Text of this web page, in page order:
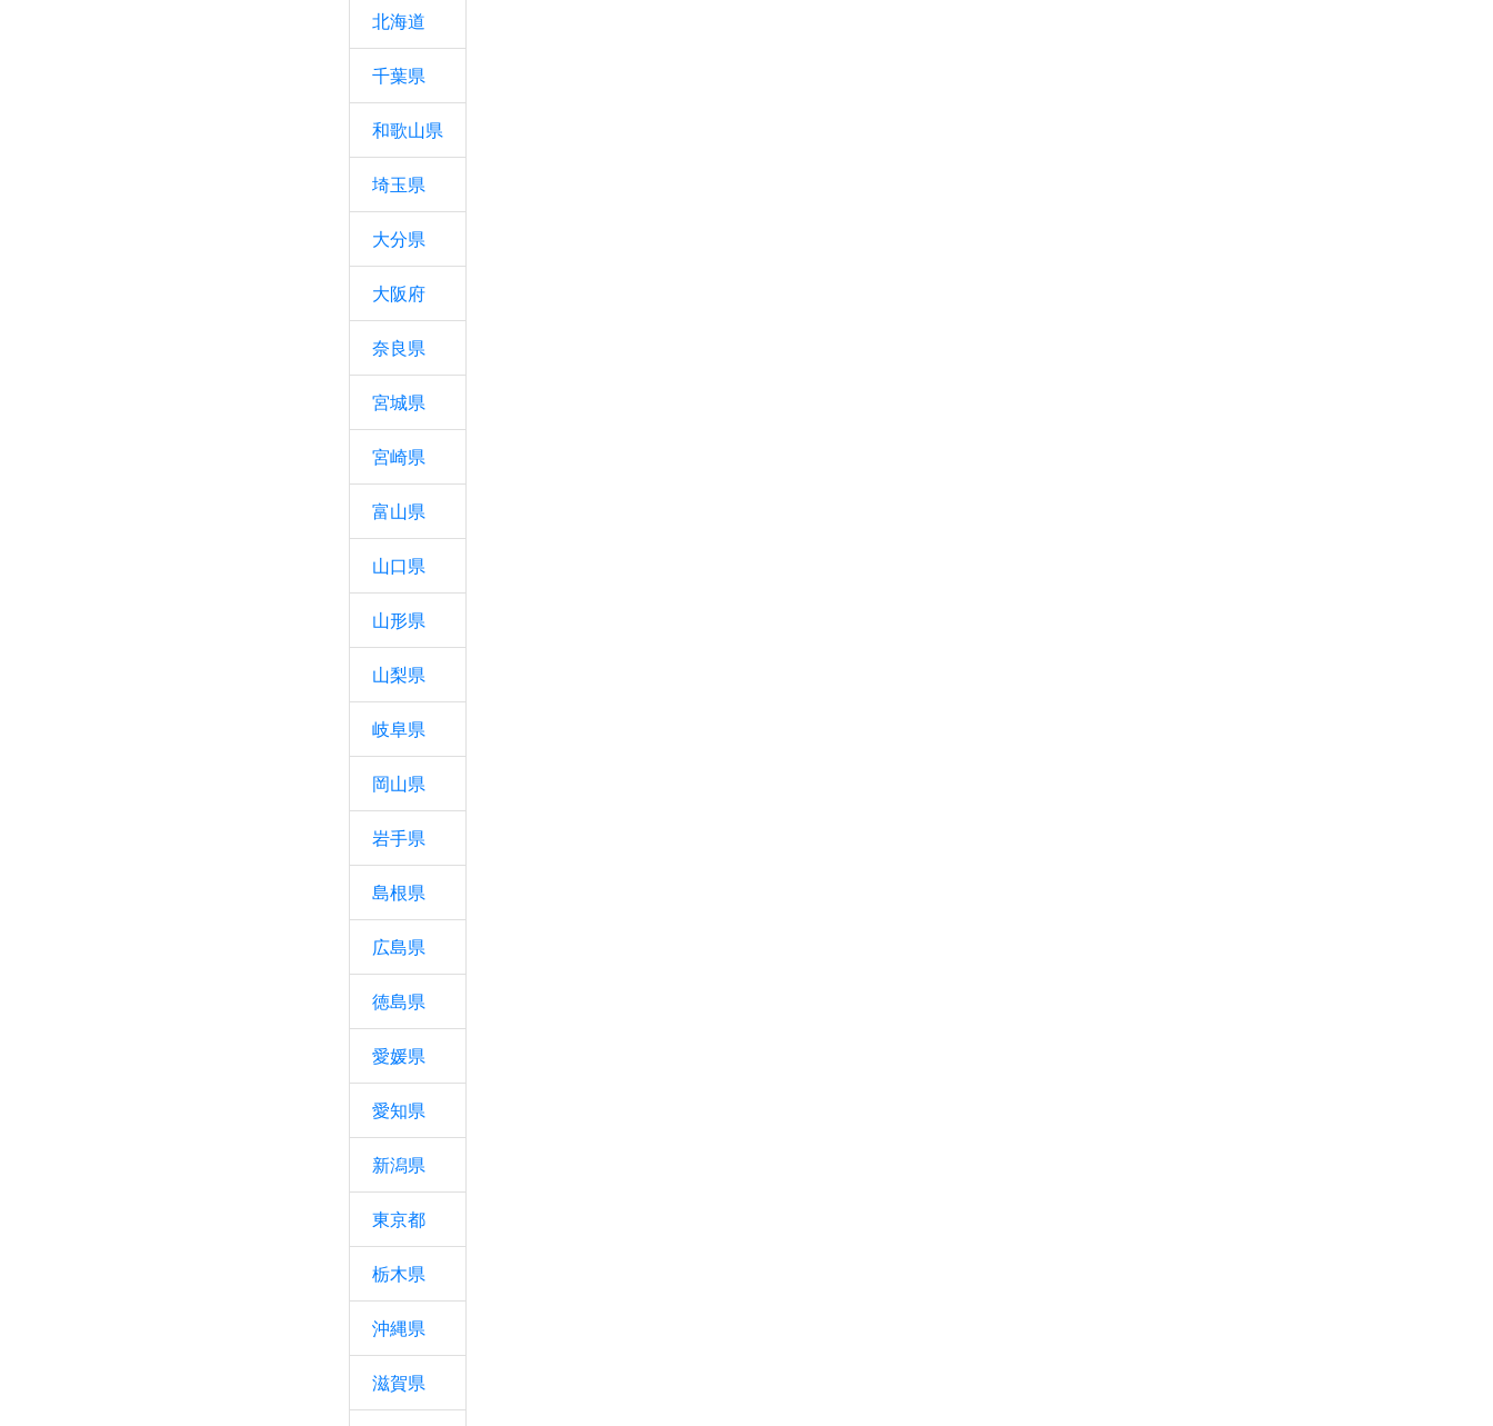
北海道
千葉県
和歌山県
埼玉県
大分県
大阪府
奈良県
宮城県
宮崎県
富山県
山口県
山形県
山梨県
岐阜県
岡山県
岩手県
島根県
広島県
徳島県
愛媛県
愛知県
新潟県
東京都
栃木県
沖縄県
滋賀県